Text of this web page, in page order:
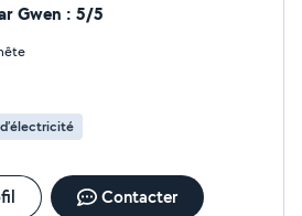
Gwen : 5/5
Contacter